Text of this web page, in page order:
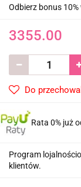
Odbierz bonus
3355.00
Do
Rata 0% już
Program
klientów.